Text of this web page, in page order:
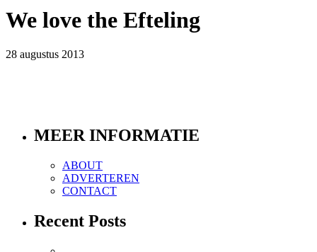
We love the Efteling
28 augustus 2013
MEER INFORMATIE
ABOUT
ADVERTEREN
CONTACT
Recent Posts